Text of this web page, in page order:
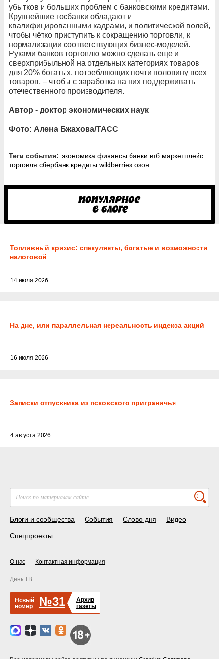
убытков и больших проблем с банковскими кредитами.
Крупнейшие госбанки обладают и
квалифицированными кадрами, и политической волей,
чтобы чётко приступить к сокращению торговли, к
нормализации соответствующих бизнес-моделей.
Руками банков торговлю можно сделать ещё и
сверхприбыльной на отдельных категориях товаров
для 20% богатых, потребляющих почти половину всех
товаров, – чтобы с заработка на них поддерживать
отечественного производителя.
Автор - доктор экономических наук
Фото: Алена Бжахова/ТАСС
Теги события: экономика финансы банки втб маркетплейс
торговля сбербанк кредиты wildberries озон
Топливный кризис: спекулянты, богатые и возможности
налоговой
14 июля 2026
На дне, или параллельная нереальность индекса акций
16 июля 2026
Записки отпускника из псковского приграничья
4 августа 2026
Блоги и сообщества События Слово дня Видео
Спецпроекты
О нас Контактная информация
День ТВ
Новый
номер
№31
Архив
газеты